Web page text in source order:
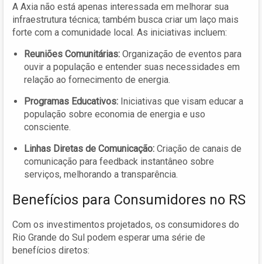
A Axia não está apenas interessada em melhorar sua
infraestrutura técnica; também busca criar um laço mais
forte com a comunidade local. As iniciativas incluem:
Reuniões Comunitárias: Organização de eventos para
ouvir a população e entender suas necessidades em
relação ao fornecimento de energia.
Programas Educativos: Iniciativas que visam educar a
população sobre economia de energia e uso
consciente.
Linhas Diretas de Comunicação: Criação de canais de
comunicação para feedback instantâneo sobre
serviços, melhorando a transparência.
Benefícios para Consumidores no RS
Com os investimentos projetados, os consumidores do
Rio Grande do Sul podem esperar uma série de
benefícios diretos: